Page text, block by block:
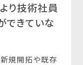
り技術社員
できていな
規開拓や既存